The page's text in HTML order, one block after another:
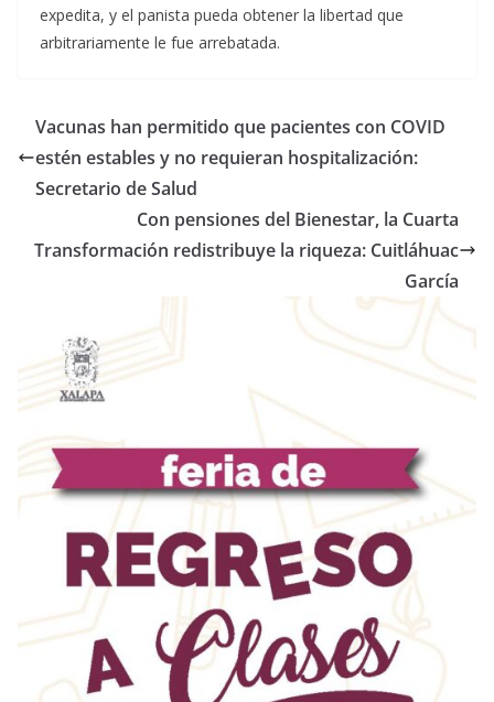
expedita, y el panista pueda obtener la libertad que
arbitrariamente le fue arrebatada.
Vacunas han permitido que pacientes con COVID
estén estables y no requieran hospitalización:
Secretario de Salud
Con pensiones del Bienestar, la Cuarta
Transformación redistribuye la riqueza: Cuitláhuac
García